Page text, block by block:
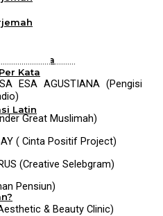
Azalia
Kata
Latin
ESA AGUSTIANA (Pengisi
Great Muslimah)
( Cinta Positif Project)
(Creative Selebgram)
Pensiun)
& Beauty Clinic)